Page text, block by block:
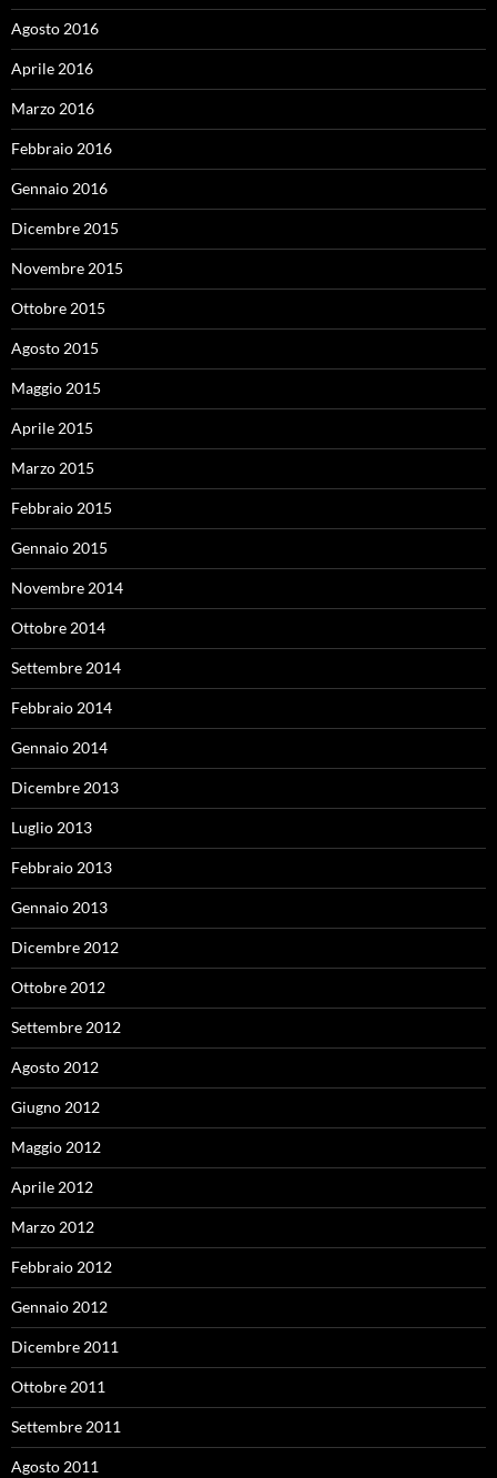
Agosto 2016
Aprile 2016
Marzo 2016
Febbraio 2016
Gennaio 2016
Dicembre 2015
Novembre 2015
Ottobre 2015
Agosto 2015
Maggio 2015
Aprile 2015
Marzo 2015
Febbraio 2015
Gennaio 2015
Novembre 2014
Ottobre 2014
Settembre 2014
Febbraio 2014
Gennaio 2014
Dicembre 2013
Luglio 2013
Febbraio 2013
Gennaio 2013
Dicembre 2012
Ottobre 2012
Settembre 2012
Agosto 2012
Giugno 2012
Maggio 2012
Aprile 2012
Marzo 2012
Febbraio 2012
Gennaio 2012
Dicembre 2011
Ottobre 2011
Settembre 2011
Agosto 2011